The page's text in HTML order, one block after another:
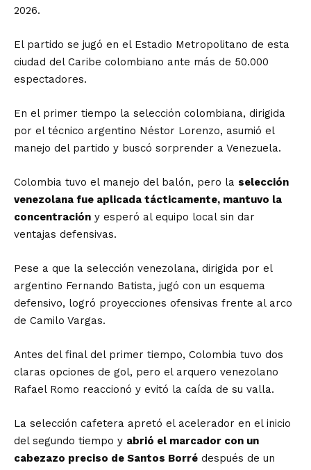
2026.
El partido se jugó en el Estadio Metropolitano de esta
ciudad del Caribe colombiano ante más de 50.000
espectadores.
En el primer tiempo la selección colombiana, dirigida
por el técnico argentino Néstor Lorenzo, asumió el
manejo del partido y buscó sorprender a Venezuela.
Colombia tuvo el manejo del balón, pero la selección
venezolana fue aplicada tácticamente, mantuvo la
concentración y esperó al equipo local sin dar
ventajas defensivas.
Pese a que la selección venezolana, dirigida por el
argentino Fernando Batista, jugó con un esquema
defensivo, logró proyecciones ofensivas frente al arco
de Camilo Vargas.
Antes del final del primer tiempo, Colombia tuvo dos
claras opciones de gol, pero el arquero venezolano
Rafael Romo reaccionó y evitó la caída de su valla.
La selección cafetera apretó el acelerador en el inicio
del segundo tiempo y abrió el marcador con un
cabezazo preciso de Santos Borré después de un